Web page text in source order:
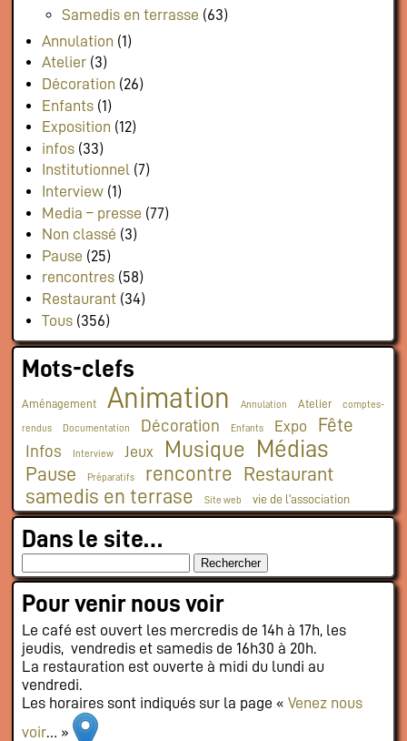
Samedis en terrasse (63)
Annulation (1)
Atelier(3)
Décoration (26)
Enfants(1)
Exposition (12)
infos(33)
Institutionnel (7)
Interview(1)
Media – presse (77)
Non classé (3)
Pause (25)
rencontres(58)
Restaurant(34)
Tous(356)
Mots-clefs
Aménagement Animation Annulation Atelier comptes-
rendus Documentation Décoration Enfants Expo Fête
Infos Interview Jeux Musique Médias
Pause Préparatifs rencontre Restaurant
samedis en terrase Site web vie de l'association
Dans le site…
Pour venir nous voir
Le café est ouvert les mercredis de 14h à 17h, les
jeudis, vendredis et samedis de 16h30 à 20h.
La restauration est ouverte à midi du lundi au
vendredi.
Les horaires sont indiqués sur la page « Venez nous
voir… »